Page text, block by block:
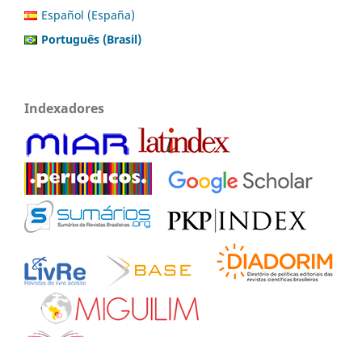
Español (España)
Português (Brasil)
Indexadores